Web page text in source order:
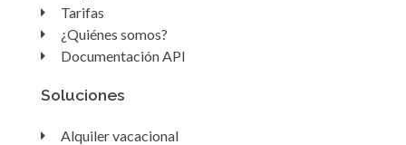
Tarifas
¿Quiénes somos?
Documentación API
Soluciones
Alquiler vacacional